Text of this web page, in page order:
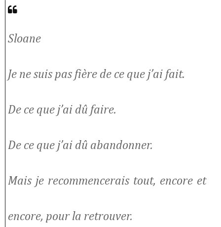
Sloane
Je ne suis pas fière de ce que j’ai fait.
De ce que j’ai dû faire.
De ce que j’ai dû abandonner.
Mais je recommencerais tout, encore et
encore, pour la retrouver.